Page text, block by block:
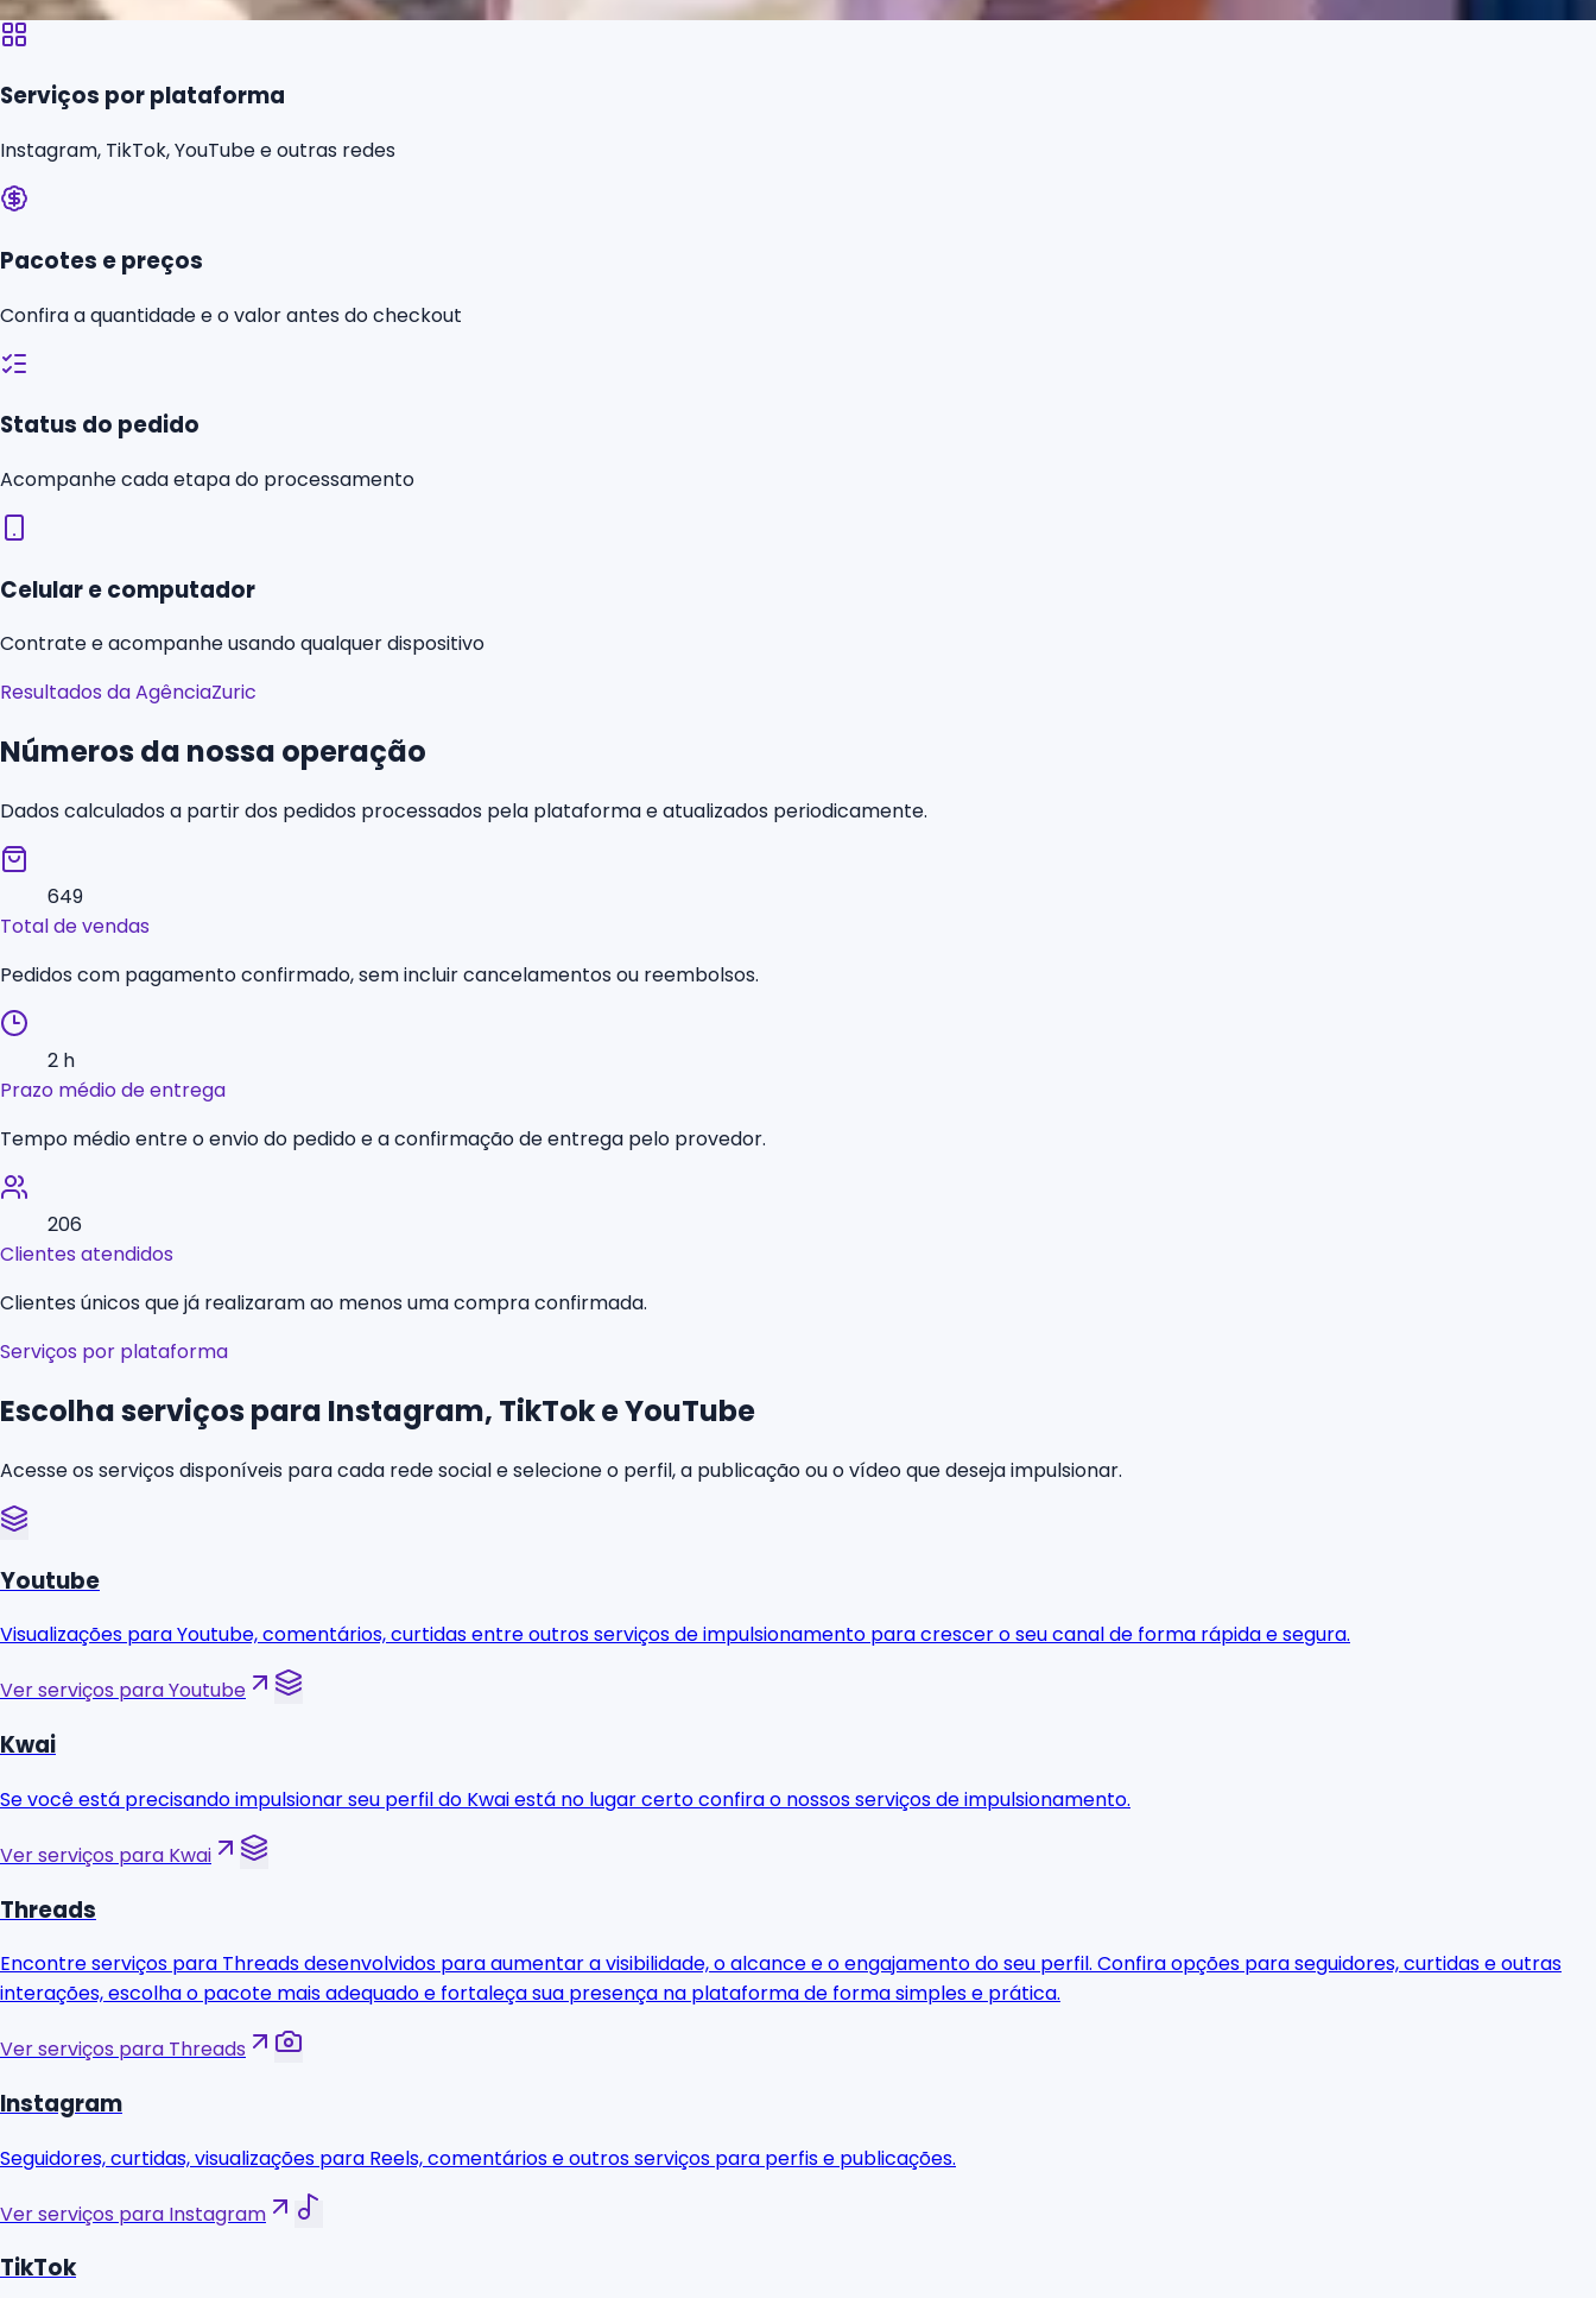
Serviços por plataforma
Instagram, TikTok, YouTube e outras redes
Pacotes e preços
Confira a quantidade e o valor antes do checkout
Status do pedido
Acompanhe cada etapa do processamento
Celular e computador
Contrate e acompanhe usando qualquer dispositivo
Resultados da AgênciaZuric
Números da nossa operação
Dados calculados a partir dos pedidos processados pela plataforma e atualizados periodicamente.
649
Total de vendas
Pedidos com pagamento confirmado, sem incluir cancelamentos ou reembolsos.
2 h
Prazo médio de entrega
Tempo médio entre o envio do pedido e a confirmação de entrega pelo provedor.
206
Clientes atendidos
Clientes únicos que já realizaram ao menos uma compra confirmada.
Serviços por plataforma
Escolha serviços para Instagram, TikTok e YouTube
Acesse os serviços disponíveis para cada rede social e selecione o perfil, a publicação ou o vídeo que deseja impulsionar.
Youtube
Visualizações para Youtube, comentários, curtidas entre outros serviços de impulsionamento para crescer o seu canal de forma rápida e segura.
Ver serviços para Youtube
Kwai
Se você está precisando impulsionar seu perfil do Kwai está no lugar certo confira o nossos serviços de impulsionamento.
Ver serviços para Kwai
Threads
Encontre serviços para Threads desenvolvidos para aumentar a visibilidade, o alcance e o engajamento do seu perfil. Confira opções para seguidores, curtidas e outras
interações, escolha o pacote mais adequado e fortaleça sua presença na plataforma de forma simples e prática.
Ver serviços para Threads
Instagram
Seguidores, curtidas, visualizações para Reels, comentários e outros serviços para perfis e publicações.
Ver serviços para Instagram
TikTok